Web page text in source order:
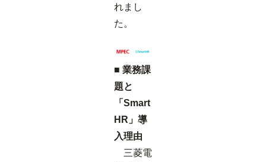
れまし
た。
■ 業務課
題と
「Smart
HR」導
入理由
三菱電